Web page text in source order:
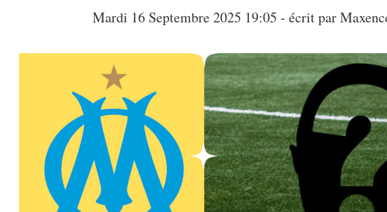
Mardi 16 Septembre 2025 19:05 - écrit par